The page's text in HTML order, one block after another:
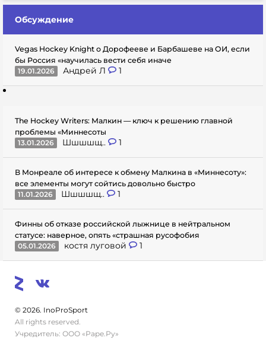
Обсуждение
Vegas Hockey Knight о Дорофееве и Барбашеве на ОИ, если
бы Россия «научилась вести себя иначе
19.01.2026
Андрей Л 1
The Hockey Writers: Малкин — ключ к решению главной
проблемы «Миннесоты
13.01.2026
Шшшшщ.. 1
В Монреале об интересе к обмену Малкина в «Миннесоту»:
все элементы могут сойтись довольно быстро
11.01.2026
Шшшшщ.. 1
Финны об отказе российской лыжнице в нейтральном
статусе: наверное, опять «страшная русофобия
05.01.2026
костя луговой 1
© 2026. InoProSport
All rights reserved.
Учредитель: ООО «Раре.Ру»